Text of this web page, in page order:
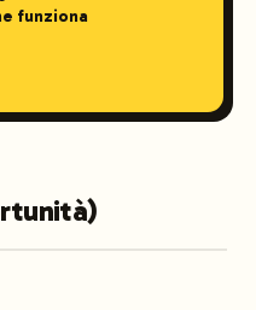
funziona